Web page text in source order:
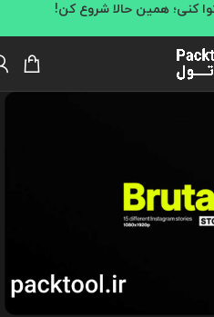
کنی؛ همین حالا شروع کن!